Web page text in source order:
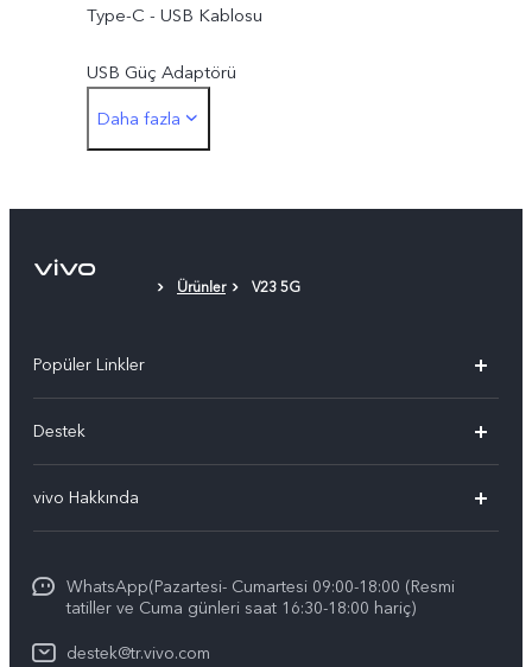
Type-C - USB Kablosu
USB Güç Adaptörü
Type-C - 3,5 mm Kulaklık Jak Adaptörü
Koruyucu Film (uygulanmıştır)
Daha fazla
Ürünler V23 5G
Popüler Linkler
vivo X300
vivo V60 5G
vivo X200 FE
Tüm Modeller
Destek
Yetkili Servis Noktalarımız
IMEI kimlik doğrulaması
Yedek Parçaların Fiyatı
vivo Hakkında
vivo'da Kariyer
Basın
WhatsApp(Pazartesi- Cumartesi 09:00-18:00 (Resmi
tatiller ve Cuma günleri saat 16:30-18:00 hariç)
destek@tr.vivo.com